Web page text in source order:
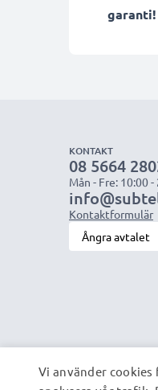
garanti!
KONTAKT
08 5664
Mån - Fre: 10:00 -
Kontaktformulär
Ångra avtalet
Vi använder